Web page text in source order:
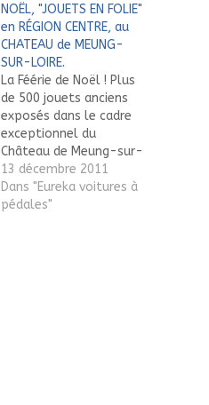
NOËL, "JOUETS EN FOLIE"
en RÉGION CENTRE, au
CHATEAU de MEUNG-
SUR-LOIRE.
La Féérie de Noël ! Plus
de 500 jouets anciens
exposés dans le cadre
exceptionnel du
Château de Meung-sur-
Loire (45130). Près de
200 poupées, dont
certaines "Royales",
13 décembre 2011
Dans "Eureka voitures à
pédales"